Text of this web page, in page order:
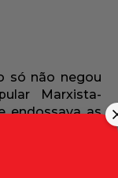
só não negou
Marxista-
endossava as